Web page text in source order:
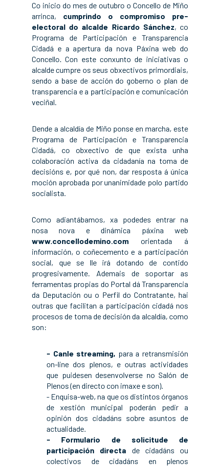
Co inicio do mes de outubro o Concello de Miño
arrinca, cumprindo o compromiso pre-
electoral do alcalde Ricardo Sánchez, co
Programa de Participación e Transparencia
Cidadá e a apertura da nova Páxina web do
Concello. Con este conxunto de iniciativas o
alcalde cumpre os seus obxectivos primordiais,
sendo a base de acción do goberno o plan de
transparencia e a participación e comunicación
veciñal.
Dende a alcaldía de Miño ponse en marcha, este
Programa de Participación e Transparencia
Cidadá, co obxectivo de que exista unha
colaboración activa da cidadanía na toma de
decisións e, por qué non, dar resposta á única
moción aprobada por unanimidade polo partido
socialista.
Como adiantábamos, xa podedes entrar na
nosa nova e dinámica páxina web
www.concellodemino.com orientada á
información, o coñecemento e a participación
social, que se lle irá dotando de contido
progresivamente. Ademais de soportar as
ferramentas propias do Portal dá Transparencia
da Deputación ou o Perfil do Contratante, hai
outras que facilitan a participación cidadá nos
procesos de toma de decisión da alcaldía, como
son:
- Canle streaming, para a retransmisión
on-line dos plenos, e outras actividades
que puidesen desenvolverse no Salón de
Plenos (en directo con imaxe e son).
- Enquisa-web, na que os distintos órganos
de xestión municipal poderán pedir a
opinión dos cidadáns sobre asuntos de
actualidade.
- Formulario de solicitude de
participación directa de cidadáns ou
colectivos de cidadáns en plenos